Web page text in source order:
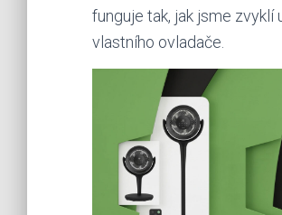
funguje tak, jak jsme zvyklí
vlastního ovladače.